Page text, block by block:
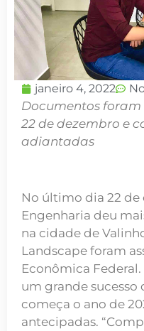
janeiro 4, 2022
Documentos
22 de dezembro e
adiantadas
No último dia 22
Engenharia deu
na cidade de
Landscape foram
Econômica
um grande sucesso
começa o ano de
antecipadas.